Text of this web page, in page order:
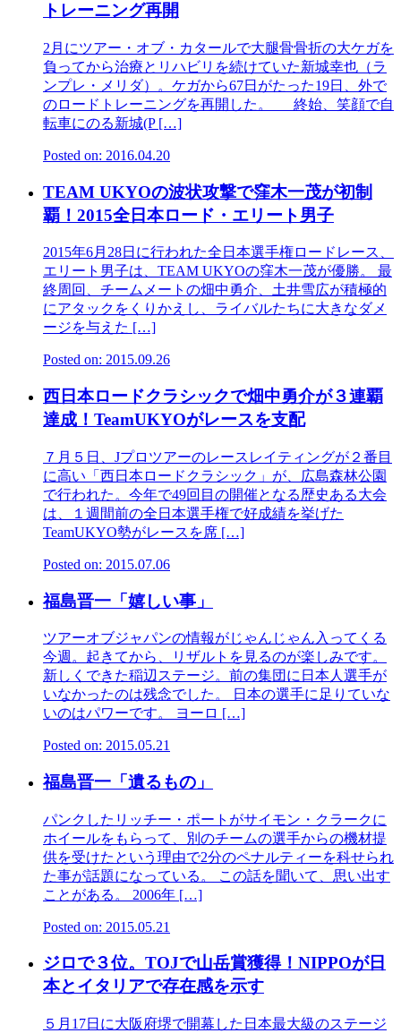
トレーニング再開
2月にツアー・オブ・カタールで大腿骨骨折の大ケガを
負ってから治療とリハビリを続けていた新城幸也（ラ
ンプレ・メリダ）。ケガから67日がたった19日、外で
のロードトレーニングを再開した。 終始、笑顔で自
転車にのる新城(P […]
Posted on: 2016.04.20
TEAM UKYOの波状攻撃で窪木一茂が初制
覇！2015全日本ロード・エリート男子
2015年6月28日に行われた全日本選手権ロードレース、
エリート男子は、TEAM UKYOの窪木一茂が優勝。 最
終周回、チームメートの畑中勇介、土井雪広が積極的
にアタックをくりかえし、ライバルたちに大きなダメ
ージを与えた […]
Posted on: 2015.09.26
西日本ロードクラシックで畑中勇介が３連覇
達成！TeamUKYOがレースを支配
７月５日、Jプロツアーのレースレイティングが２番目
に高い「西日本ロードクラシック」が、広島森林公園
で行われた。今年で49回目の開催となる歴史ある大会
は、１週間前の全日本選手権で好成績を挙げた
TeamUKYO勢がレースを席 […]
Posted on: 2015.07.06
福島晋一「嬉しい事」
ツアーオブジャパンの情報がじゃんじゃん入ってくる
今週。起きてから、リザルトを見るのが楽しみです。
新しくできた稲辺ステージ。前の集団に日本人選手が
いなかったのは残念でした。 日本の選手に足りていな
いのはパワーです。 ヨーロ […]
Posted on: 2015.05.21
福島晋一「遺るもの」
パンクしたリッチー・ポートがサイモン・クラークに
ホイールをもらって、別のチームの選手からの機材提
供を受けたという理由で2分のペナルティーを科せられ
た事が話題になっている。 この話を聞いて、思い出す
ことがある。 2006年 […]
Posted on: 2015.05.21
ジロで３位。TOJで山岳賞獲得！NIPPOが日
本とイタリアで存在感を示す
５月17日に大阪府堺で開幕した日本最大級のステージ